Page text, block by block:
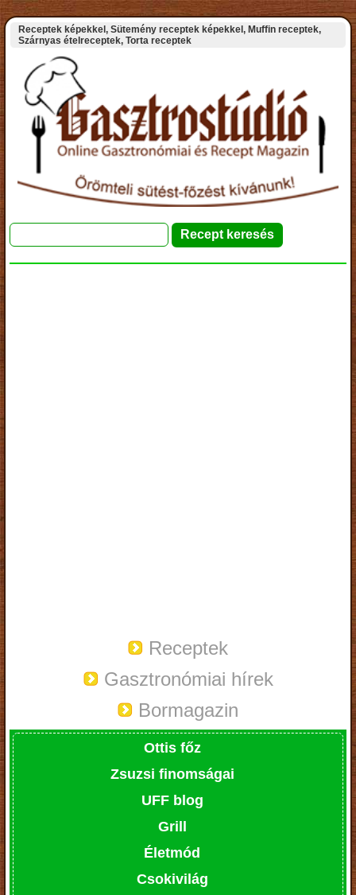
Receptek képekkel, Sütemény receptek képekkel, Muffin receptek,
Szárnyas ételreceptek, Torta receptek
Receptek
Gasztronómiai hírek
Bormagazin
Ottis főz
Zsuzsi finomságai
UFF blog
Grill
Életmód
Csokivilág